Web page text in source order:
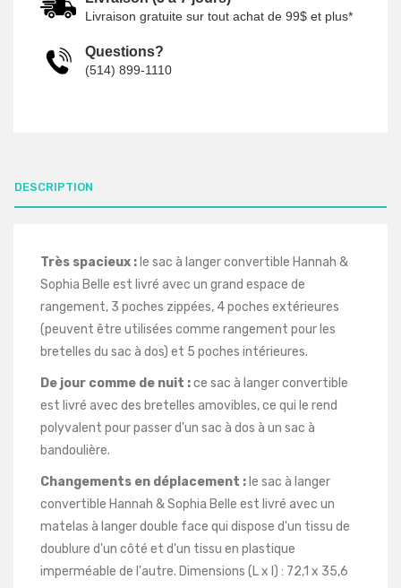
Livraison gratuite sur tout achat de 99$ et plus*
Questions?
(514) 899-1110
DESCRIPTION
Très spacieux : le sac à langer convertible Hannah &
Sophia Belle est livré avec un grand espace de
rangement, 3 poches zippées, 4 poches extérieures
(peuvent être utilisées comme rangement pour les
bretelles du sac à dos) et 5 poches intérieures.
De jour comme de nuit :ce sac à langer convertible
est livré avec des bretelles amovibles, ce qui le rend
polyvalent pour passer d'un sac à dos à un sac à
bandoulière.
Changements en déplacement : le sac à langer
convertible Hannah & Sophia Belle est livré avec un
matelas à langer double face qui dispose d'un tissu de
doublure d'un côté et d'un tissu en plastique
imperméable de l'autre. Dimensions (L x l) : 72,1 x 35,6